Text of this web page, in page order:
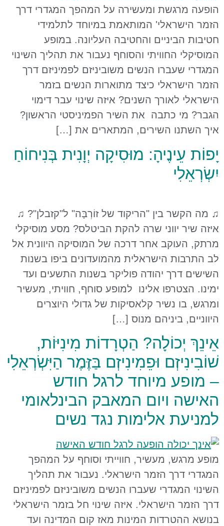
הופעה מרגשת ומעשירה על המהפך המגדרי דרך
הזמר הישראלי' המותאמת במיוחד לתלמידי
חטיבות הביניים והחטיבה העליונה. במופע
המוסיקלי החוויתי והסוחף נעבור את תהליך השינוי
המגדרי שעברו הנשים משוביניזם לפמיניזם דרך
הזמר הישראלי כיצד מתוארות הנשים בזמר
הישראלי לאורך השנים? איזה שינוי עבר דימוי
הגבר? מי כתבה את השיר הפמיניסטי הראשון?
איך השתנו השירים, המתארים את […]
יָפוֹת עֵינֶיהָ: מוּסִיקָה יְוָנִית בְּנִיחוֹחַ
יִשְׂרְאֵלִי
♫ מה הקשר בין "הריקוד של זוֹרְבָּה" ל"קזבלן"? ♫
איזה שיר יווני שרה להקת הביטלס? מסע מוסיקלי
מרתק, העוקב אחר דרכה של המוסיקה היוונית אל
לב התרבות הישראלית מהמועדונים ביפו בשנות
השישים דרך יהודה פוליקר בשנות התשעים ועד
ימינו. הצטרפו אלינו למופע סוחף, חוויתי, מעשיר
ומרגש, בו נשיר קלאסיקות של גדולי היוצרים
היווניים, ביניהם מנוס […]
אֵינֵךְ יְכוֹלָה? הַטְרָדוֹת מִינִיּוֹת,
שׁוֹבִינִיזְם וּפֵמִינִיזְם בַּזֶּמֶר הַיִּשְׂרְאֵלִי
– מופע מיוחד לרגל חודש
האישה ויום המאבק הבינלאומי
למניעת אלימות נגד נשים
מופע מרגש, מעשיר, חווייתי וסוחף על המהפך
המגדרי דרך הזמר הישראלי. נעבור את תהליך
השינוי המגדרי שעברו הנשים משוביניזם לפמיניזם
דרך הזמר הישראלי. איזה שינוי חל בזמר הישראלי
בנושא ההטרדות המינות מאז קום המדינה ועד